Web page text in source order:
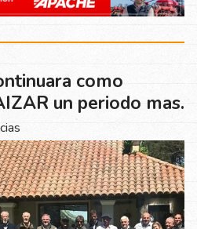
como
un periodo mas.